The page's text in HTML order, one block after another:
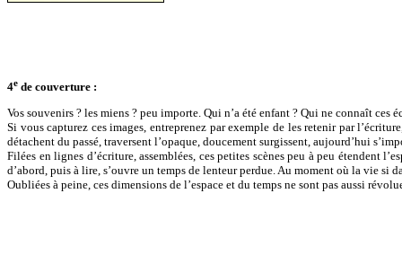
4e de couverture :
Vos souvenirs ? les miens ? peu importe. Qui n’a été enfant ? Qui ne connaît
Si vous capturez ces images, entreprenez par exemple de les retenir par
détachent du passé, traversent l’opaque, doucement surgissent, aujourd’hui
Filées en lignes d’écriture, assemblées, ces petites scènes peu à peu étendent
d’abord, puis à lire, s’ouvre un temps de lenteur perdue. Au moment où la vie si
Oubliées à peine, ces dimensions de l’espace et du temps ne sont pas aussi